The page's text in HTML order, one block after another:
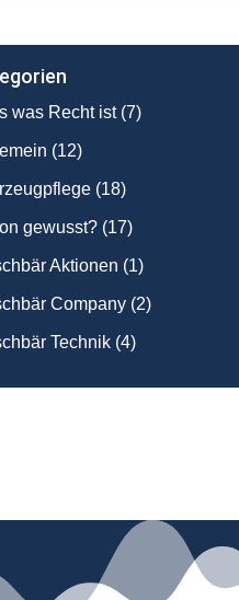
was Recht ist(7)
(12)
(18)
gewusst?(17)
Aktionen (1)
Company(2)
Technik(4)